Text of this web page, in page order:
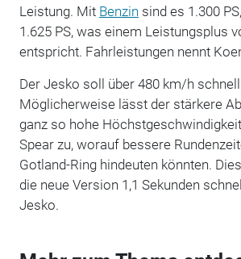
Leistung. Mit Benzin sind es 1.300
1.625 PS, was einem Leistungsplus
entspricht. Fahrleistungen nennt
Der Jesko soll über 480 km/h
Möglicherweise lässt der stärkere
ganz so hohe Höchstgeschwindigkeit
Spear zu, worauf bessere
Gotland-Ring hindeuten könnten.
die neue Version 1,1 Sekunden
Jesko.